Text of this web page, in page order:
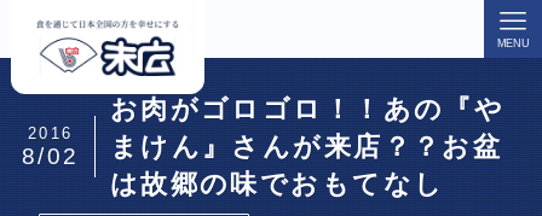
MENU
お肉がゴロゴロ！！あの『や
まけん』さんが来店？？お盆
は故郷の味でおもてなし
2016
8/02